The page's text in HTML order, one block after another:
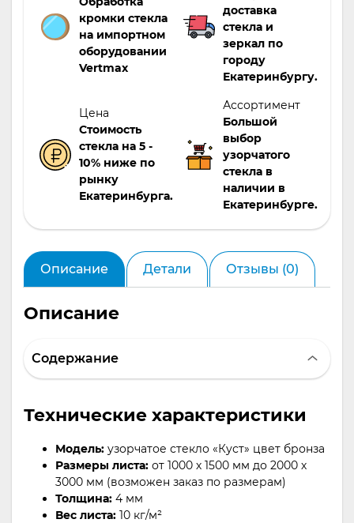
кромки стекла
на импортном
оборудовании
Vertmax
доставка
стекла и
зеркал по
городу
Екатеринбургу.
Цена
Стоимость
стекла на 5 -
10% ниже по
рынку
Екатеринбурга.
Ассортимент
Большой
выбор
узорчатого
стекла в
наличии в
Екатеринбурге.
Описание Детали Отзывы (0)
Описание
Содержание
Технические характеристики
Модель: узорчатое стекло «Куст» цвет бронза
Размеры листа: от 1000 х 1500 мм до 2000 х
3000 мм (возможен заказ по размерам)
Толщина: 4 мм
Вес листа: 10 кг/м²